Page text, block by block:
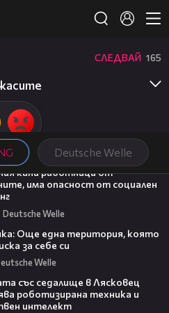
Deutsche Welle
СЛЕДВАЙ 165
кани работници от
има опасност от социален
Deutsche Welle
Още една територия, която
за себе си
Welle
със седалище в Лясковец
роботизирана техника и
интелект